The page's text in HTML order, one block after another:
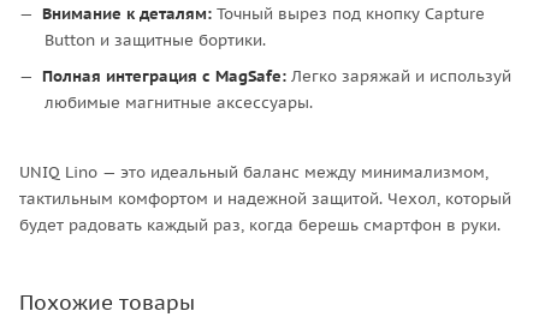
Внимание к деталям: Точный вырез под кнопку Capture
Button и защитные бортики.
Полная интеграция с MagSafe: Легко заряжай и используй
любимые магнитные аксессуары.
UNIQ Lino — это идеальный баланс между минимализмом,
тактильным комфортом и надежной защитой. Чехол, который
будет радовать каждый раз, когда берешь смартфон в руки.
Похожие товары